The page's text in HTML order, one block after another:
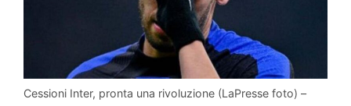
Cessioni Inter, pronta una rivoluzione (LaPresse foto) –